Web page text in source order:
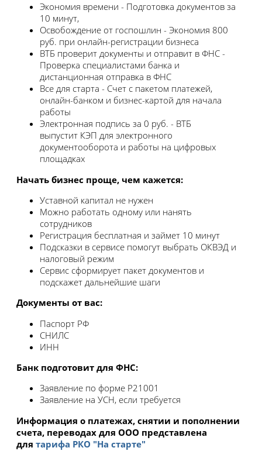
Экономия времени - Подготовка документов за
10 минут,
Освобождение от госпошлин - Экономия 800
руб. при онлайн-регистрации бизнеса
ВТБ проверит документы и отправит в ФНС -
Проверка специалистами банка и
дистанционная отправка в ФНС
Все для старта - Счет с пакетом платежей,
онлайн-банком и бизнес-картой для начала
работы
Электронная подпись за 0 руб. - ВТБ
выпустит КЭП для электронного
документооборота и работы на цифровых
площадках
Начать бизнес проще, чем кажется:
Уставной капитал не нужен
Можно работать одному или нанять
сотрудников
Регистрация бесплатная и займет 10 минут
Подсказки в сервисе помогут выбрать ОКВЭД и
налоговый режим
Сервис сформирует пакет документов и
подскажет дальнейшие шаги
Документы от ваc:
Паспорт РФ
СНИЛС
ИНН
Банк подготовит для ФНС:
Заявление по форме Р21001
Заявление на УСН, если требуется
Информация о платежах, снятии и пополнении
счета, переводах для ООО представлена
длятарифа РКО "На старте"